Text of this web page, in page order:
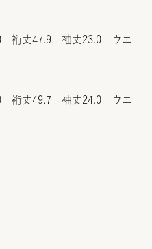
裄丈47.9 袖丈23.0 ウエ
裄丈49.7 袖丈24.0 ウエ